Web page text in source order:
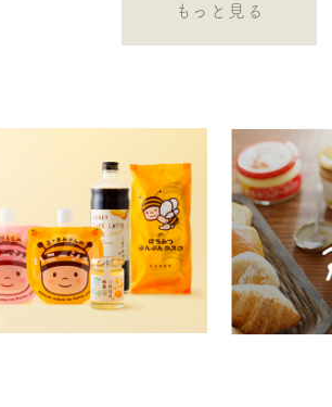
もっと見る